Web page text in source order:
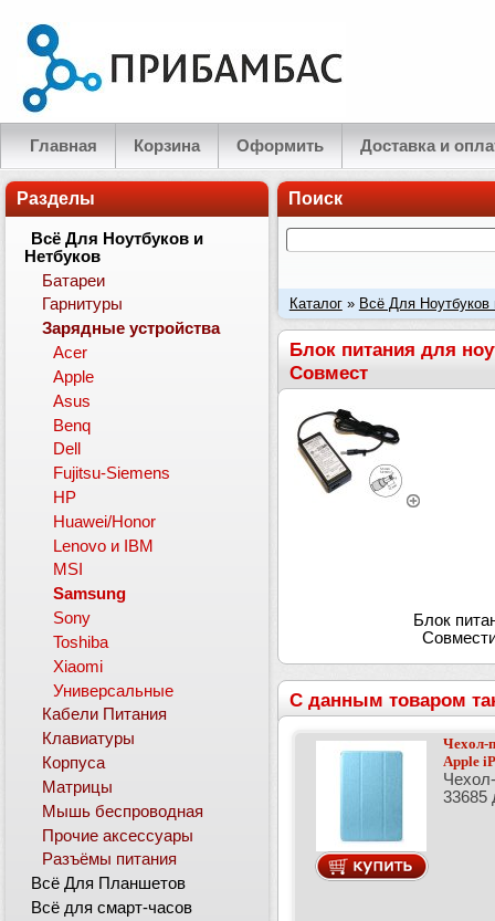
Главная Корзина Оформить Доставка и
Поиск
Каталог» Всё Для Ноутбуков
устройство). Ток: 19V 4.74A
Блок питания для
Совмест
Блок
С данным товаром
Чехол-
Apple
33685
Разделы
Всё Для Ноутбуков и
Нетбуков
Батареи
Гарнитуры
Зарядные устройства
Acer
Apple
Asus
Benq
Dell
Fujitsu-Siemens
HP
Huawei/Honor
Lenovo и IBM
MSI
Samsung
Sony
Toshiba
Xiaomi
Универсальные
Кабели Питания
Клавиатуры
Корпуса
Матрицы
Мышь беспроводная
Прочие аксессуары
Разъёмы питания
Всё Для Планшетов
Всё для смарт-часов